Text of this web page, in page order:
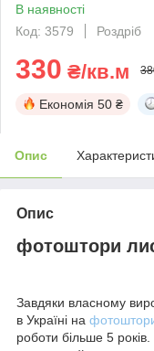
В наявності
Код: 3579
Роздріб
330 ₴/кв.м
Економія 50 ₴
Опис
Опис
фотоштори
Завдяки власному
в Україні на
роботи більше 5